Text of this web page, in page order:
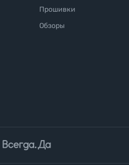
Прошивки
Обзоры